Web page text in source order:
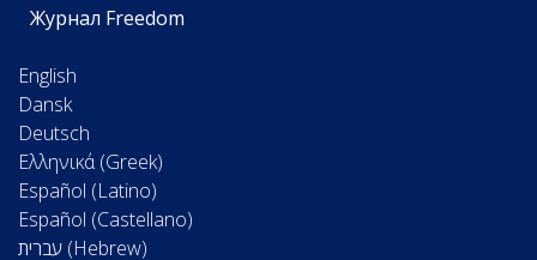
Журнал Freedom
English
Dansk
Deutsch
Ελληνικά (Greek)
Español (Latino)
Español (Castellano)